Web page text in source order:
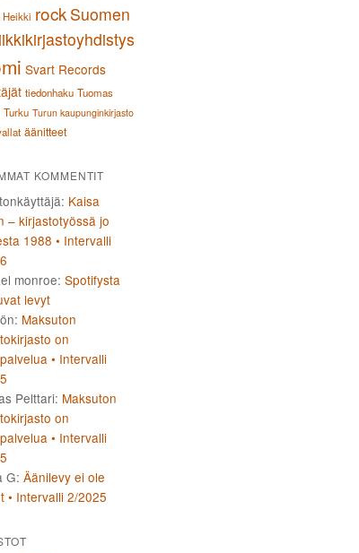
Heikki rock Suomen
Svart Records
tiedonhaku Tuomas
Turku Turun kaupunginkirjasto
äänitteet
KOMMENTIT
: Kaisa
– kirjastotyössä jo
1988 • Intervalli
monroe: Spotifysta
levyt
: Maksuton
on
• Intervalli
Pelttari: Maksuton
on
• Intervalli
G: Äänilevy ei ole
• Intervalli 2/2025